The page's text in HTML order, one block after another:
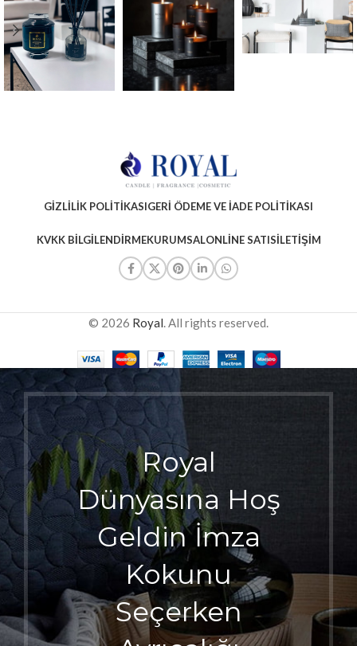
GIZLILIK POLITIKASIGERI ÖDEME VE İADE POLITIKASI
KVKK BILGILENDIRMEKURUMSALONLINE SATISİLETIŞIM
© 2026 Royal. All rights reserved.
Royal
Dünyasına Hoş
Geldin İmza
Kokunu
Seçerken